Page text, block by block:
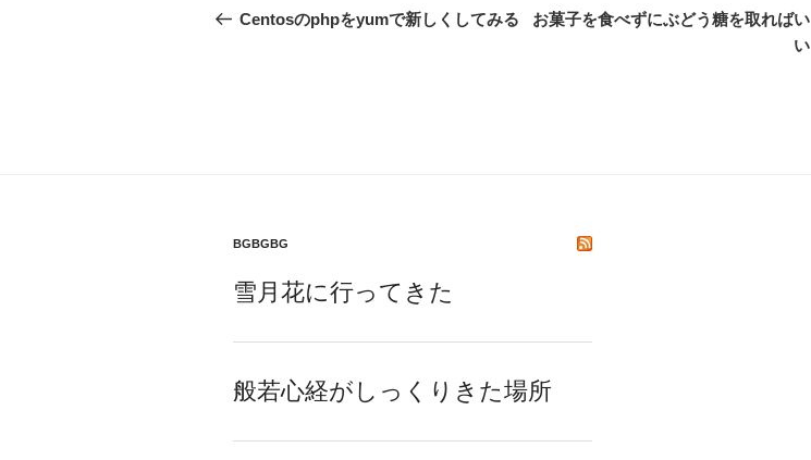
稿
ョ
ン
の
Centosのphpをyumで新しくしてみる
お菓子を食べずにぶどう糖を取ればい
い
BGBGBG
雪月花に行ってきた
般若心経がしっくりきた場所